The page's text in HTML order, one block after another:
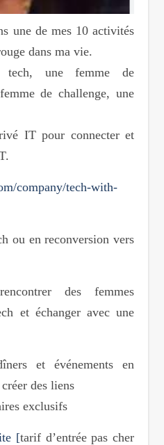
une de mes 10 activités
dans ma vie.
une femme de
de challenge, une
IT pour connecter et
company/tech-with-
ou en reconversion vers
des femmes
et échanger avec une
et événements en
des liens
exclusifs
[tarif d’entrée pas cher